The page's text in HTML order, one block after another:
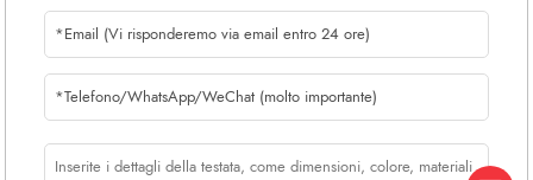
inglesi, spagnoli, francesi, russi,
potete comunicare con noi senza
ostacoli.